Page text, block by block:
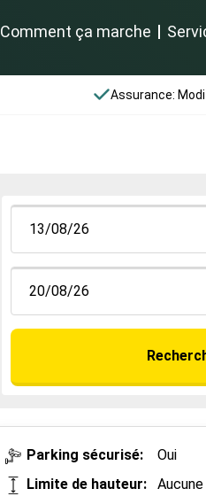
Comment ça marche
Assurance:
Parking sécurisé:
Oui
Limite de hauteur:
Aucune